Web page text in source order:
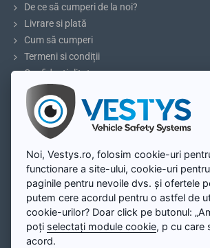
Recomandare:
Înainte de a cumpăra, vă
dimensiunile luminii deasupra plăcuței de
Cameră marșarier pentru Kia
Picanto
Cameră marșarier pentru Kia Cerato,
potrivește exact în locul de iluminare
înmatriculare. Instalarea este simplă și fără
caroseriei vehiculului. După instalare, camera
completă a plăcuței de înmatriculare.
De ce să cumperi de la noi?
Livrare si plată
Cum să cumperi
Termeni si condiții
Confidențialitate
Reclamații și retururi
5 sfaturi pentru parcare sau marșarier
Blog
Contul meu
Contul meu
Înregistrare
Autentificare
Harta site-ului
Noi, Vestys.ro, folosim cookie-uri
functionare a site-ului, cookie-uri
paginile pentru nevoile dvs. și ofertele
putem cere acordul pentru o astfel de
cookie-urilor? Doar click pe butonul:
poți selectați module cookie, p cu care
acord.